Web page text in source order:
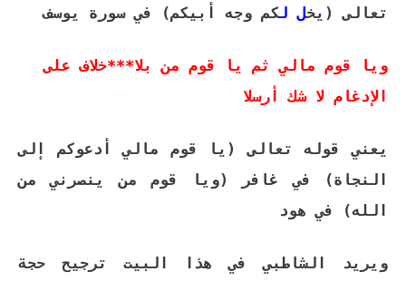
تعالى (يخل لكم وجه أبيكم) في سورة يوسف
ويا قوم مالي ثم يا قوم من بلا***خلاف على
الإدغام لا شك أرسلا
يعني قوله تعالى (يا قوم مالي أدعوكم إلى
النجاة) في غافر (ويا قوم من ينصرني من
الله) في هود
ويريد الشاطبي في هذا البيت ترجيح حجة